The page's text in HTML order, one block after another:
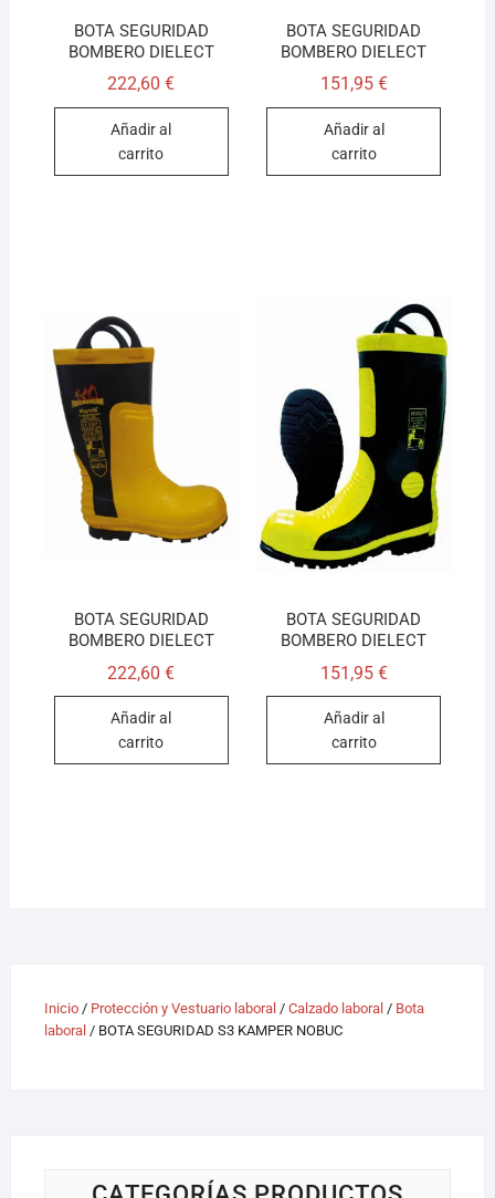
BOTA SEGURIDAD
BOMBERO DIELECT
222,60€
Añadir al
carrito
BOTA SEGURIDAD
BOMBERO DIELECT
151,95 €
Añadir al
carrito
BOTA SEGURIDAD
BOMBERO DIELECT
222,60€
Añadir al
carrito
BOTA SEGURIDAD
BOMBERO DIELECT
151,95 €
Añadir al
carrito
Inicio/ Protección y Vestuario laboral / Calzado laboral / Bota
laboral / BOTA SEGURIDAD S3 KAMPER NOBUC